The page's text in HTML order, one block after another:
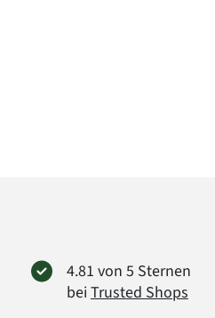
4.81 von 5 Sternen
bei Trusted Shops